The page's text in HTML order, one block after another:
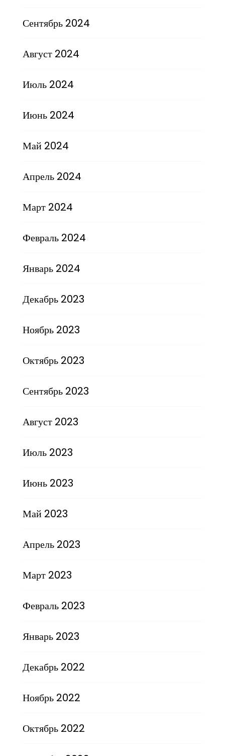
Сентябрь 2024
Август 2024
Июль 2024
Июнь 2024
Май 2024
Апрель 2024
Март 2024
Февраль 2024
Январь 2024
Декабрь 2023
Ноябрь 2023
Октябрь 2023
Сентябрь 2023
Август 2023
Июль 2023
Июнь 2023
Май 2023
Апрель 2023
Март 2023
Февраль 2023
Январь 2023
Декабрь 2022
Ноябрь 2022
Октябрь 2022